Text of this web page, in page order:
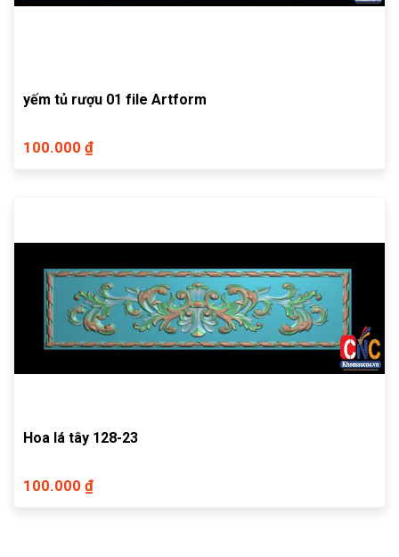
yếm tủ rượu 01 file Artform
100.000 ₫
Hoa lá tây 128-23
100.000 ₫